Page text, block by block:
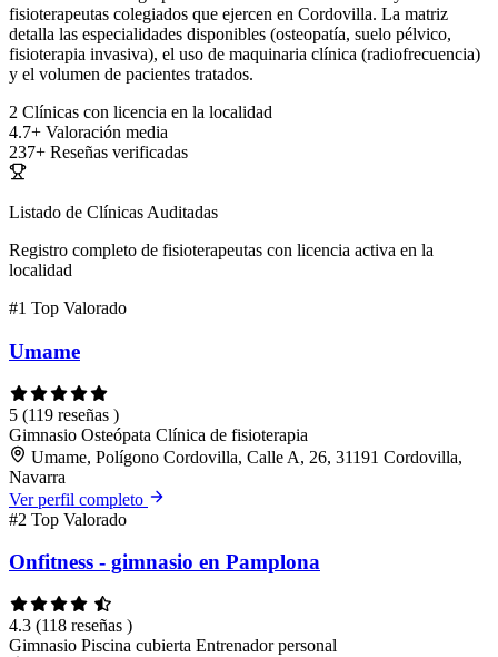
fisioterapeutas colegiados que ejercen en Cordovilla. La matriz
detalla las especialidades disponibles (osteopatía, suelo pélvico,
fisioterapia invasiva), el uso de maquinaria clínica (radiofrecuencia)
y el volumen de pacientes tratados.
2 Clínicas con licencia en la localidad
4.7+ Valoración media
237+ Reseñas verificadas
Listado de Clínicas Auditadas
Registro completo de fisioterapeutas con licencia activa en la
localidad
#1 Top Valorado
Umame
5 (119 reseñas )
Gimnasio Osteópata Clínica de fisioterapia
Umame, Polígono Cordovilla, Calle A, 26, 31191 Cordovilla,
Navarra
Ver perfil completo
#2 Top Valorado
Onfitness - gimnasio en Pamplona
4.3 (118 reseñas )
Gimnasio Piscina cubierta Entrenador personal